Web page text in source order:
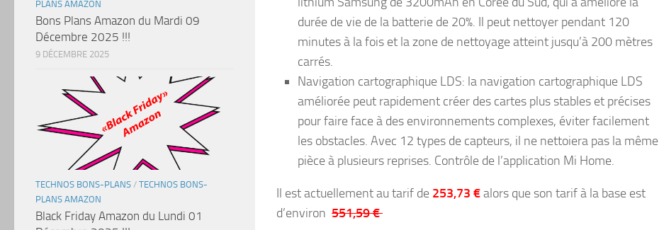
durée de vie de la batterie de 20%. Il peut nettoyer pendant 120
minutes à la fois et la zone de nettoyage atteint jusqu’à 200 mètres
carrés.
Navigation cartographique LDS: la navigation cartographique LDS
améliorée peut rapidement créer des cartes plus stables et précises
pour faire face à des environnements complexes, éviter facilement
les obstacles. Avec 12 types de capteurs, il ne nettoiera pas la même
pièce à plusieurs reprises. Contrôle de l’application Mi Home.
Il est actuellement au tarif de 253,73 €alors que son tarif à la base est
d’environ 551,59 €
PLANS AMAZON
Bons Plans Amazon du Mardi 09
Décembre 2025 !!!
9 DÉCEMBRE 2025
TECHNOS BONS-PLANS / TECHNOS BONS-
PLANS AMAZON
Black Friday Amazon du Lundi 01